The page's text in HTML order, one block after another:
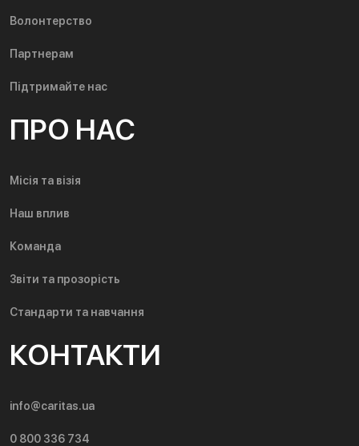
Волонтерство
Партнерам
Підтримайте нас
ПРО НАС
Місія та візія
Наш вплив
Команда
Звіти та прозорість
Стандарти та навчання
КОНТАКТИ
info@caritas.ua
0 800 336 734